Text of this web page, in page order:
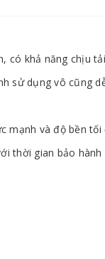
có khả năng chịu
sử dụng vô cũng
mạnh và độ bền tối
thời gian bảo hành